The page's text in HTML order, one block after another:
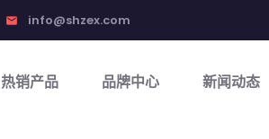
email info@shzex.com
热销产品 品牌中心 新闻动态